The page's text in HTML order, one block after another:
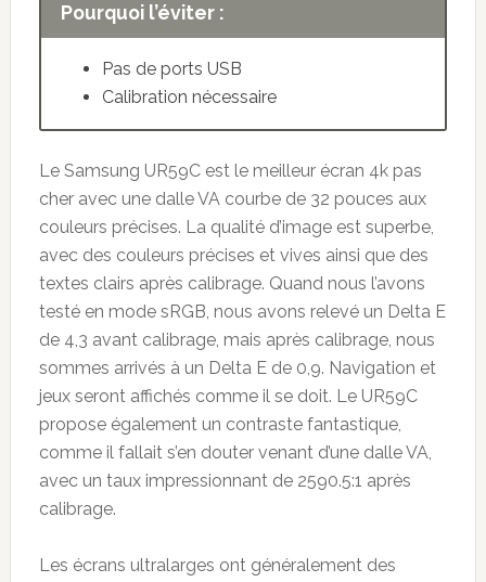
Pourquoi l’éviter :
Pas de ports USB
Calibration nécessaire
Le Samsung UR59C est le meilleur écran 4k pas
cher avec une dalle VA courbe de 32 pouces aux
couleurs précises. La qualité d’image est superbe,
avec des couleurs précises et vives ainsi que des
textes clairs après calibrage. Quand nous l’avons
testé en mode sRGB, nous avons relevé un Delta E
de 4,3 avant calibrage, mais après calibrage, nous
sommes arrivés à un Delta E de 0,9. Navigation et
jeux seront affichés comme il se doit. Le UR59C
propose également un contraste fantastique,
comme il fallait s’en douter venant d’une dalle VA,
avec un taux impressionnant de 2590.5:1 après
calibrage.
Les écrans ultralarges ont généralement des